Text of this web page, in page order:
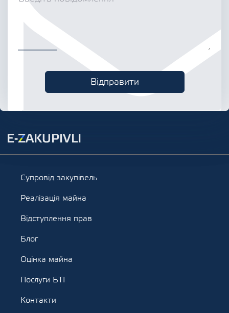
Супровід закупівель
Реалізація майна
Відступлення прав
Блог
Оцінка майна
Послуги БТІ
Контакти